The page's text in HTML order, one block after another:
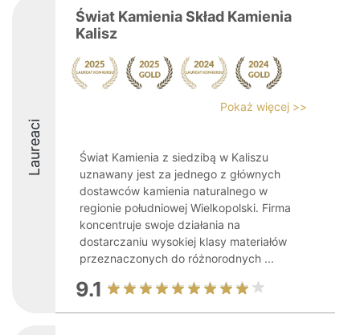
Laureaci
Świat Kamienia Skład Kamienia
Kalisz
Pokaż więcej >>
Świat Kamienia z siedzibą w Kaliszu
uznawany jest za jednego z głównych
dostawców kamienia naturalnego w
regionie południowej Wielkopolski. Firma
koncentruje swoje działania na
dostarczaniu wysokiej klasy materiałów
przeznaczonych do różnorodnych ...
9.1